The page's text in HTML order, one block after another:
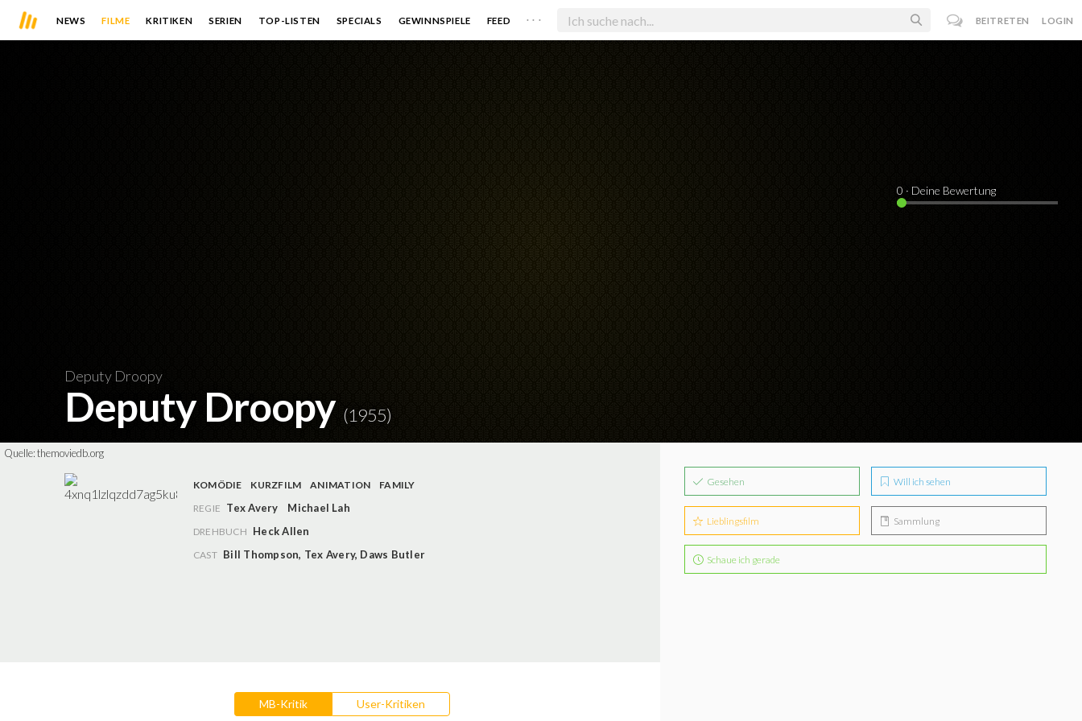
NEWS FILME KRITIKEN SERIEN TOP-LISTEN SPECIALS GEWINNSPIELE FEED . . . BEITRETEN LOGIN
Deputy Droopy
Deputy Droopy (1955)
0 · Deine Bewertung
Quelle:themoviedb.org
KOMÖDIE KURZFILM ANIMATION
FAMILY
REGIE Tex Avery Michael Lah
DREHBUCH Heck Allen
CAST Bill Thompson, Tex Avery, Daws Butler
MB-Kritik User-Kritiken
Gesehen Will ich sehen
Lieblingsfilm Sammlung
Schaue ich gerade